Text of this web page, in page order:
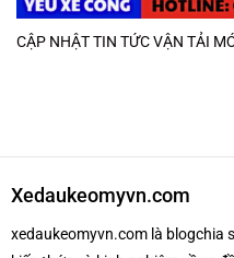
CẬP NHẬT TIN TỨC VẬN TẢI
Xedaukeomyvn.com
xedaukeomyvn.com là blogchia